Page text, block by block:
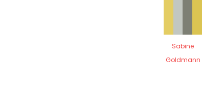
Sabine
Goldmann